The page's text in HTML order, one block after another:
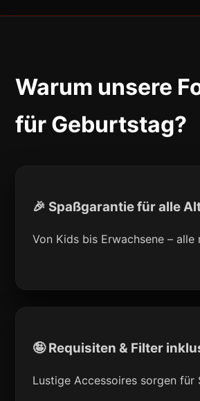
Warum unsere
für Geburtstag?
🎉 Spaßgarantie für alle
Von Kids bis Erwachsene – alle
🤪 Requisiten & Filter
Lustige Accessoires sorgen für